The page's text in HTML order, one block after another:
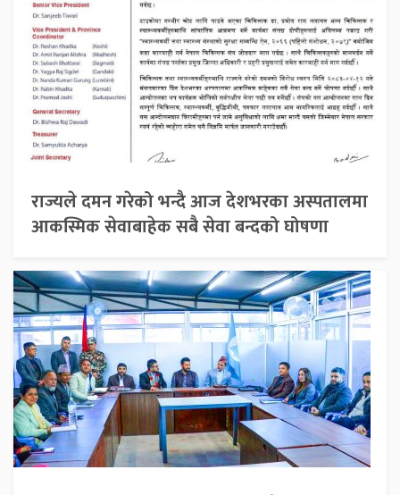
राज्यले दमन गरेको भन्दै आज देशभरका अस्पतालमा
आकस्मिक सेवाबाहेक सबै सेवा बन्दको घोषणा